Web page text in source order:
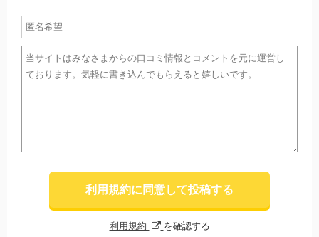
利用規約に同意して投稿する
利用規約 を確認する